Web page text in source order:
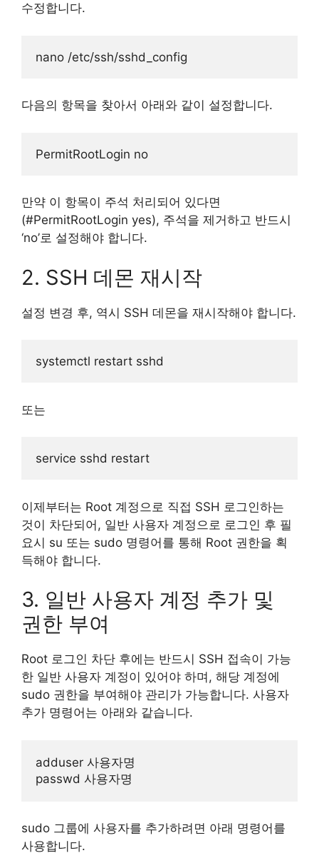
수정합니다.
다음의 항목을 찾아서 아래와 같이 설정합니다.
만약 이 항목이 주석 처리되어 있다면
(#PermitRootLogin yes), 주석을 제거하고 반드시
‘no’로 설정해야 합니다.
2. SSH 데몬 재시작
설정 변경 후, 역시 SSH 데몬을 재시작해야 합니다.
또는
이제부터는 Root 계정으로 직접 SSH 로그인하는
것이 차단되어, 일반 사용자 계정으로 로그인 후 필
요시 su 또는 sudo 명령어를 통해 Root 권한을 획
득해야 합니다.
3. 일반 사용자 계정 추가 및
권한 부여
Root 로그인 차단 후에는 반드시 SSH 접속이 가능
한 일반 사용자 계정이 있어야 하며, 해당 계정에
sudo 권한을 부여해야 관리가 가능합니다. 사용자
추가 명령어는 아래와 같습니다.
adduser 사용자명
sudo 그룹에 사용자를 추가하려면 아래 명령어를
사용합니다.